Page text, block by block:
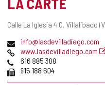
Adresse
Calle La Iglesia 4 C. Villalibado
Adresse
de
courrier
électronique
info@lasdevilladiego.com
Page
Web
www.lasdevilladiego.com
Téléphones
616 885 308
Fax 915 188 604